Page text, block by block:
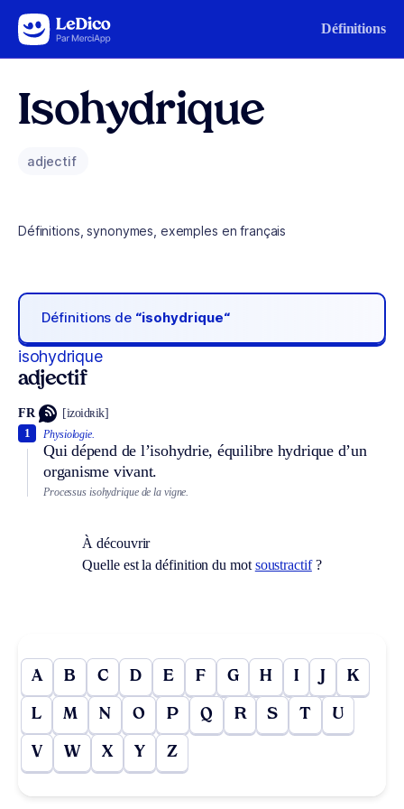
Aller au contenu Définitions
Isohydrique
adjectif
Définitions, synonymes, exemples en français
Définitions de “isohydrique“
isohydrique
adjectif
FR [izoidʀik]
Physiologie.
Qui dépend de l’isohydrie, équilibre hydrique d’un
organisme vivant.
1
Processus isohydrique de la vigne.
À découvrir
Quelle est la définition du mot soustractif?
A B C D E F G H I J K
L M N O P Q R S T U
V W X Y Z